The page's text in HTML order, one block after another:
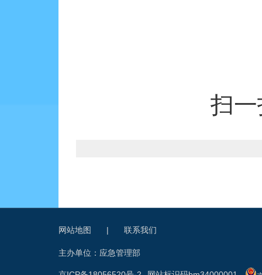
扫
网站地图 | 联系我们
主办单位：应急管理部